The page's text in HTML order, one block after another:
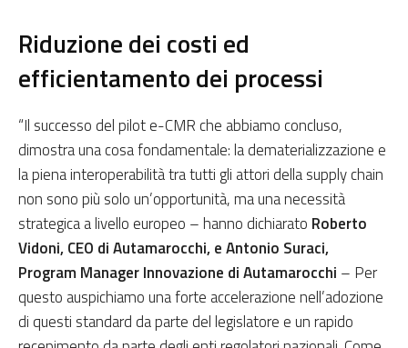
Riduzione dei costi ed
efficientamento dei processi
“Il successo del pilot e-CMR che abbiamo concluso,
dimostra una cosa fondamentale: la dematerializzazione e
la piena interoperabilità tra tutti gli attori della supply chain
non sono più solo un’opportunità, ma una necessità
strategica a livello europeo – hanno dichiarato Roberto
Vidoni, CEO di Autamarocchi, e Antonio Suraci,
Program Manager Innovazione di Autamarocchi – Per
questo auspichiamo una forte accelerazione nell’adozione
di questi standard da parte del legislatore e un rapido